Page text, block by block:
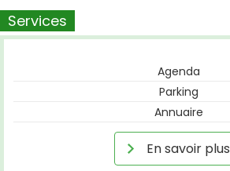
Services
Agenda
Parking
Annuaire
En savoir plus